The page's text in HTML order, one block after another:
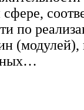
по
(модулей),